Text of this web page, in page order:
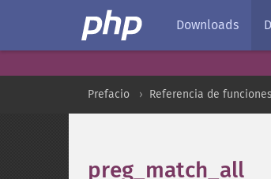
Downloads
Prefacio Referencia de funciones
preg_match_all